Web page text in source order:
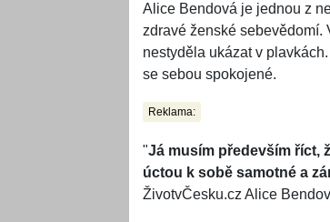
Alice Bendová je jednou z
zdravé ženské sebevědomí.
nestyděla ukázat v
se sebou spokojené.
Reklama:
"Já musím především říct,
úctou k sobě samotné a
ŽivotvČesku.cz Alice